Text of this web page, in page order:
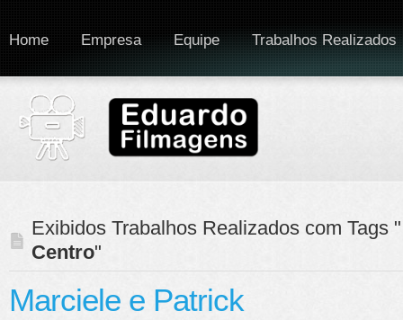
Home Empresa Equipe Trabalhos Realizados
Exibidos Trabalhos Realizados com Tags "
Centro"
Marciele e Patrick